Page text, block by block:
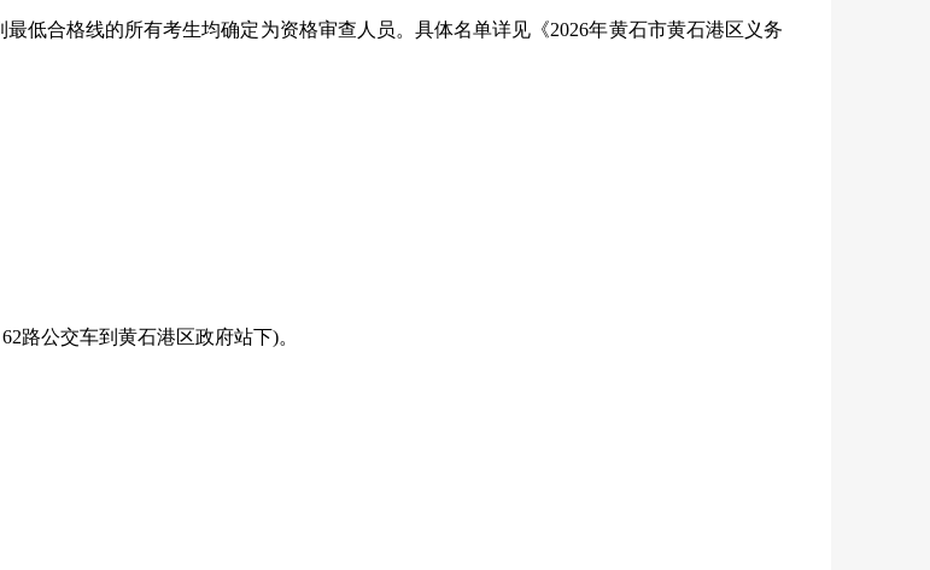
低合格线的所有考生均确定为资格审查人员。具体名单详见《2026年黄石市黄石港区义务
路公交车到黄石港区政府站下)。